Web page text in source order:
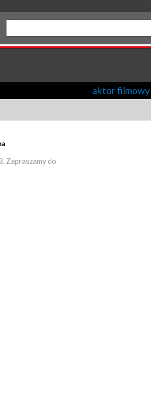
aktor filmowy
Zapraszamy do